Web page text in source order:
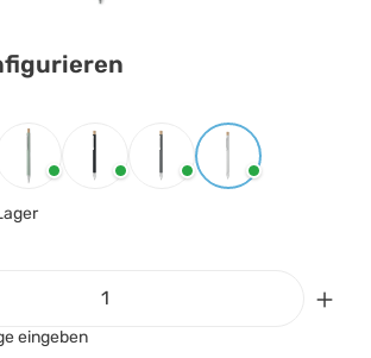
MintgrünSchwarzSteingrau Weiss
eingeben